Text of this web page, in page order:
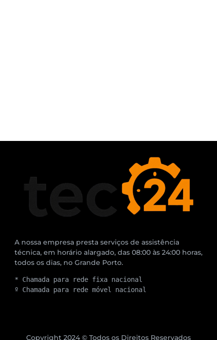
A nossa empresa presta serviços de assistência
técnica, em horário alargado, das 08:00 às 24:00 horas,
todos os dias, no Grande Porto.
* Chamada para rede fixa nacional
º Chamada para rede móvel nacional
Copyright 2024 © Todos os Direitos Reservados